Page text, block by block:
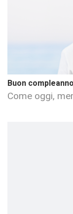
Buon
Come oggi,